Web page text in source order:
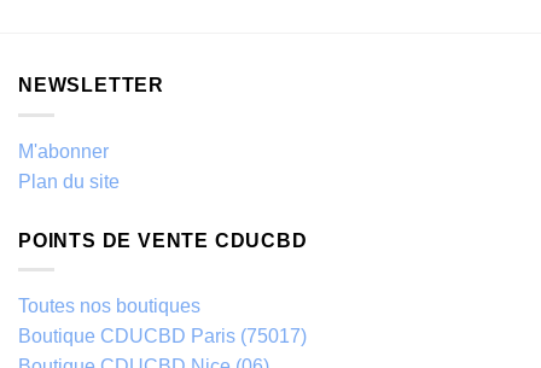
NEWSLETTER
M'abonner
Plan du site
POINTS DE VENTE CDUCBD
Toutes nos boutiques
Boutique CDUCBD Paris (75017)